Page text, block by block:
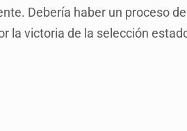
Debería haber un proceso
la victoria de la selección